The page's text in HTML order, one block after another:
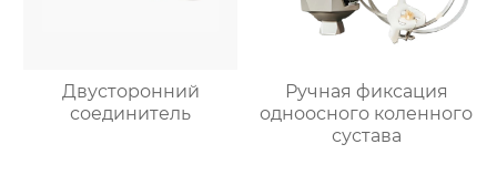
Двусторонний
соединитель
Ручная фиксация
одноосного коленного
сустава